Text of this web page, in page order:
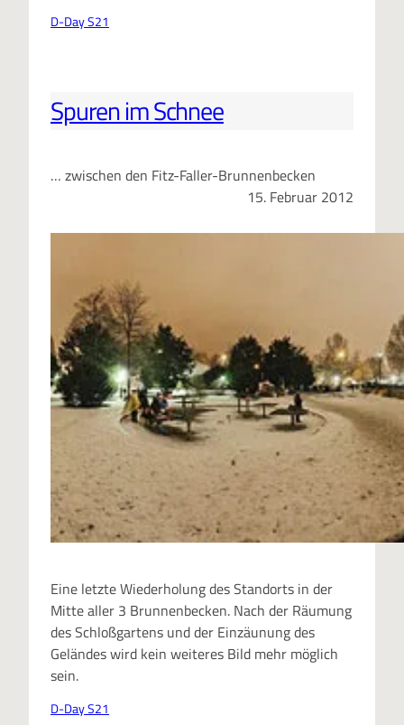
D-Day S21
Spuren im Schnee
… zwischen den Fitz-Faller-Brunnenbecken
15. Februar 2012
Eine letzte Wiederholung des Standorts in der
Mitte aller 3 Brunnenbecken. Nach der Räumung
des Schloßgartens und der Einzäunung des
Geländes wird kein weiteres Bild mehr möglich
sein.
D-Day S21